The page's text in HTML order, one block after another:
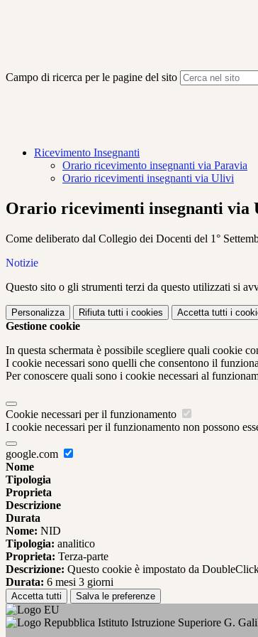
Campo di ricerca per le pagine del sito
Ricevimento Insegnanti
Orario ricevimento insegnanti via Paravia
Orario ricevimenti insegnanti via Ulivi
Orario ricevimenti insegnanti via
Come deliberato dal Collegio dei Docenti del 1°
Notizie
Questo sito o gli strumenti terzi da questo utilizzati si
Personalizza Rifiuta tutti i cookies Accetta tutti i
Gestione cookie
In questa schermata è possibile scegliere quali cookie
I cookie necessari sono quelli che consentono il
Per conoscere quali sono i cookie necessari al
Cookie necessari per il funzionamento
I cookie necessari per il funzionamento non possono
google.com
Nome
Tipologia
Proprieta
Descrizione
Durata
Nome: NID
Tipologia: analitico
Proprieta: Terza-parte
Descrizione: Questo cookie è impostato da
Durata: 6 mesi 3 giorni
Accetta tutti Salva le preferenze
Istituto Istruzione Superiore G.